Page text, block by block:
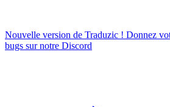
Nouvelle version de Traduzic ! Donnez
bugs sur notre Discord